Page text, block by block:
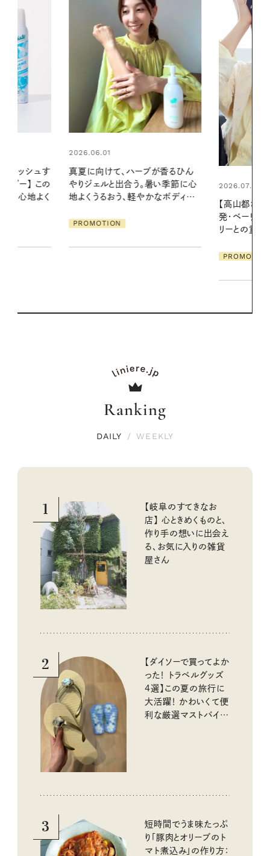
が香るひん
い季節に心
なボディケ
2026.07.21
【高山都さんが楽しむデンマーク
リーとの重ねづけも素敵な大人の
2026.06.01
える夜の爽
Ranking
DAILY / WEEKLY
1
【岐阜のすてきなお
店】 心ときめくものと、
作り手の想いに出会え
る、お気に入りの雑貨
屋さん
2
【ダイソーで買ってよか
った！ トラベルグッズ
4選】この夏の旅行に
大活躍！ かわいくて便
利な厳選マストバイア
3
短時間でうま味たっぷ
り「豚肉とオリーブのト
マト煮込み」の作り方：